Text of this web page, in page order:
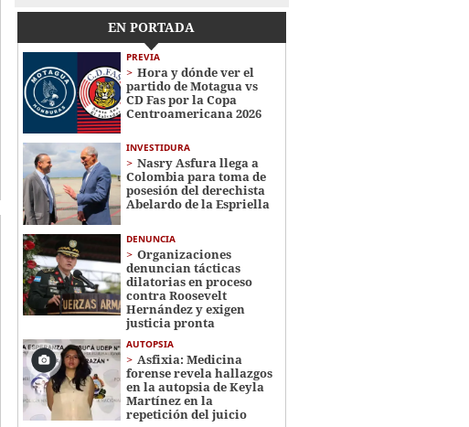
EN PORTADA
PREVIA
Hora y dónde ver el
partido de Motagua vs
CD Fas por la Copa
Centroamericana 2026
INVESTIDURA
Nasry Asfura llega a
Colombia para toma de
posesión del derechista
Abelardo de la Espriella
DENUNCIA
Organizaciones
denuncian tácticas
dilatorias en proceso
contra Roosevelt
Hernández y exigen
justicia pronta
AUTOPSIA
Asfixia: Medicina
forense revela hallazgos
en la autopsia de Keyla
Martínez en la
repetición del juicio